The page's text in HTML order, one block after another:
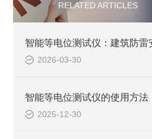
RELATED ARTICLES
2026-03-30
智能等电位测试仪的使用方法
2025-12-30